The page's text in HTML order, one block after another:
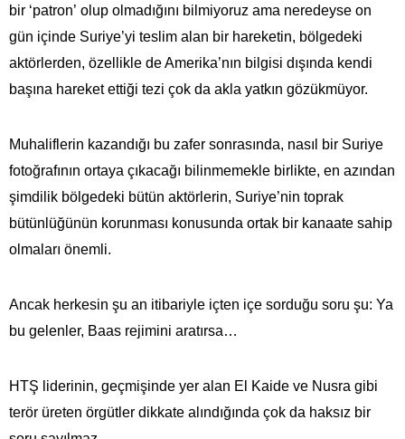
bir ‘patron’ olup olmadığını bilmiyoruz ama neredeyse on
gün içinde Suriye’yi teslim alan bir hareketin, bölgedeki
aktörlerden, özellikle de Amerika’nın bilgisi dışında kendi
başına hareket ettiği tezi çok da akla yatkın gözükmüyor.
Muhaliflerin kazandığı bu zafer sonrasında, nasıl bir Suriye
fotoğrafının ortaya çıkacağı bilinmemekle birlikte, en azından
şimdilik bölgedeki bütün aktörlerin, Suriye’nin toprak
bütünlüğünün korunması konusunda ortak bir kanaate sahip
olmaları önemli.
Ancak herkesin şu an itibariyle içten içe sorduğu soru şu: Ya
bu gelenler, Baas rejimini aratırsa…
HTŞ liderinin, geçmişinde yer alan El Kaide ve Nusra gibi
terör üreten örgütler dikkate alındığında çok da haksız bir